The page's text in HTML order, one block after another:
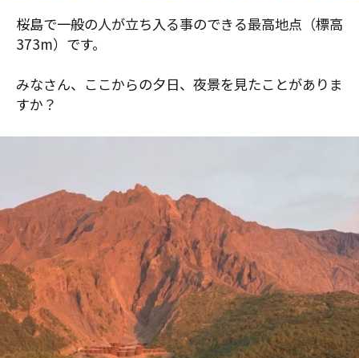
桜島で一般の人が立ち入る事のできる最高地点（標高
373m）です。
みなさん、ここからの夕日、夜景を見たことがありま
すか？